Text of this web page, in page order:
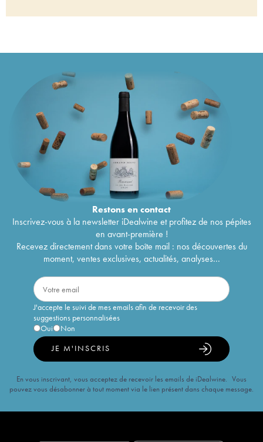
Restons encontact
Inscrivez-vous à la newsletter iDealwine et profitez de nos pépites
en avant-première !
Recevez directement dans votre boîte mail : nos découvertes du
moment, ventes exclusives, actualités, analyses...
J'accepte le suivi de mes emails afin de recevoir des
suggestions personnalisées
Oui
Non
JE M'INSCRIS
En vous inscrivant, vous acceptez de recevoir les emails de iDealwine. Vous
pouvez vous désabonner à tout moment via le lien présent dans chaque message.